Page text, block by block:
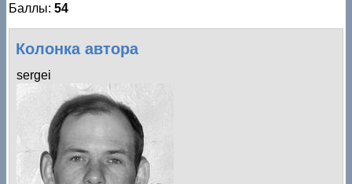
Баллы:54
Колонка автора
sergei